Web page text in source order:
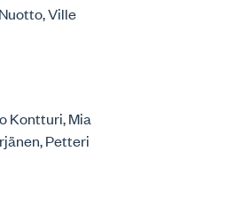
Ville
Kontturi, Mia
Petteri